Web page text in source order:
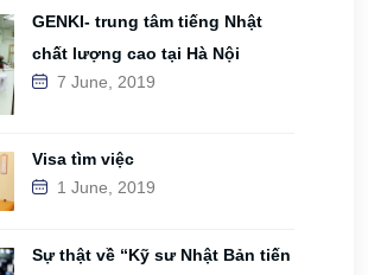
GENKI- trung tâm tiếng Nhật
chất lượng cao tại Hà Nội
7 June, 2019
Visa tìm việc
1 June, 2019
Sự thật về “Kỹ sư Nhật Bản tiến